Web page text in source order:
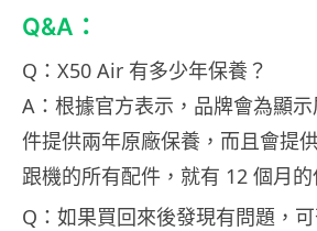
Q&A：
Q：X50 Air 有多少年保養？
A：根據官方表示，品牌會為顯
件提供兩年原廠保養，而且會提
跟機的所有配件，就有 12 個月的
Q：如果買回來後發現有問題，